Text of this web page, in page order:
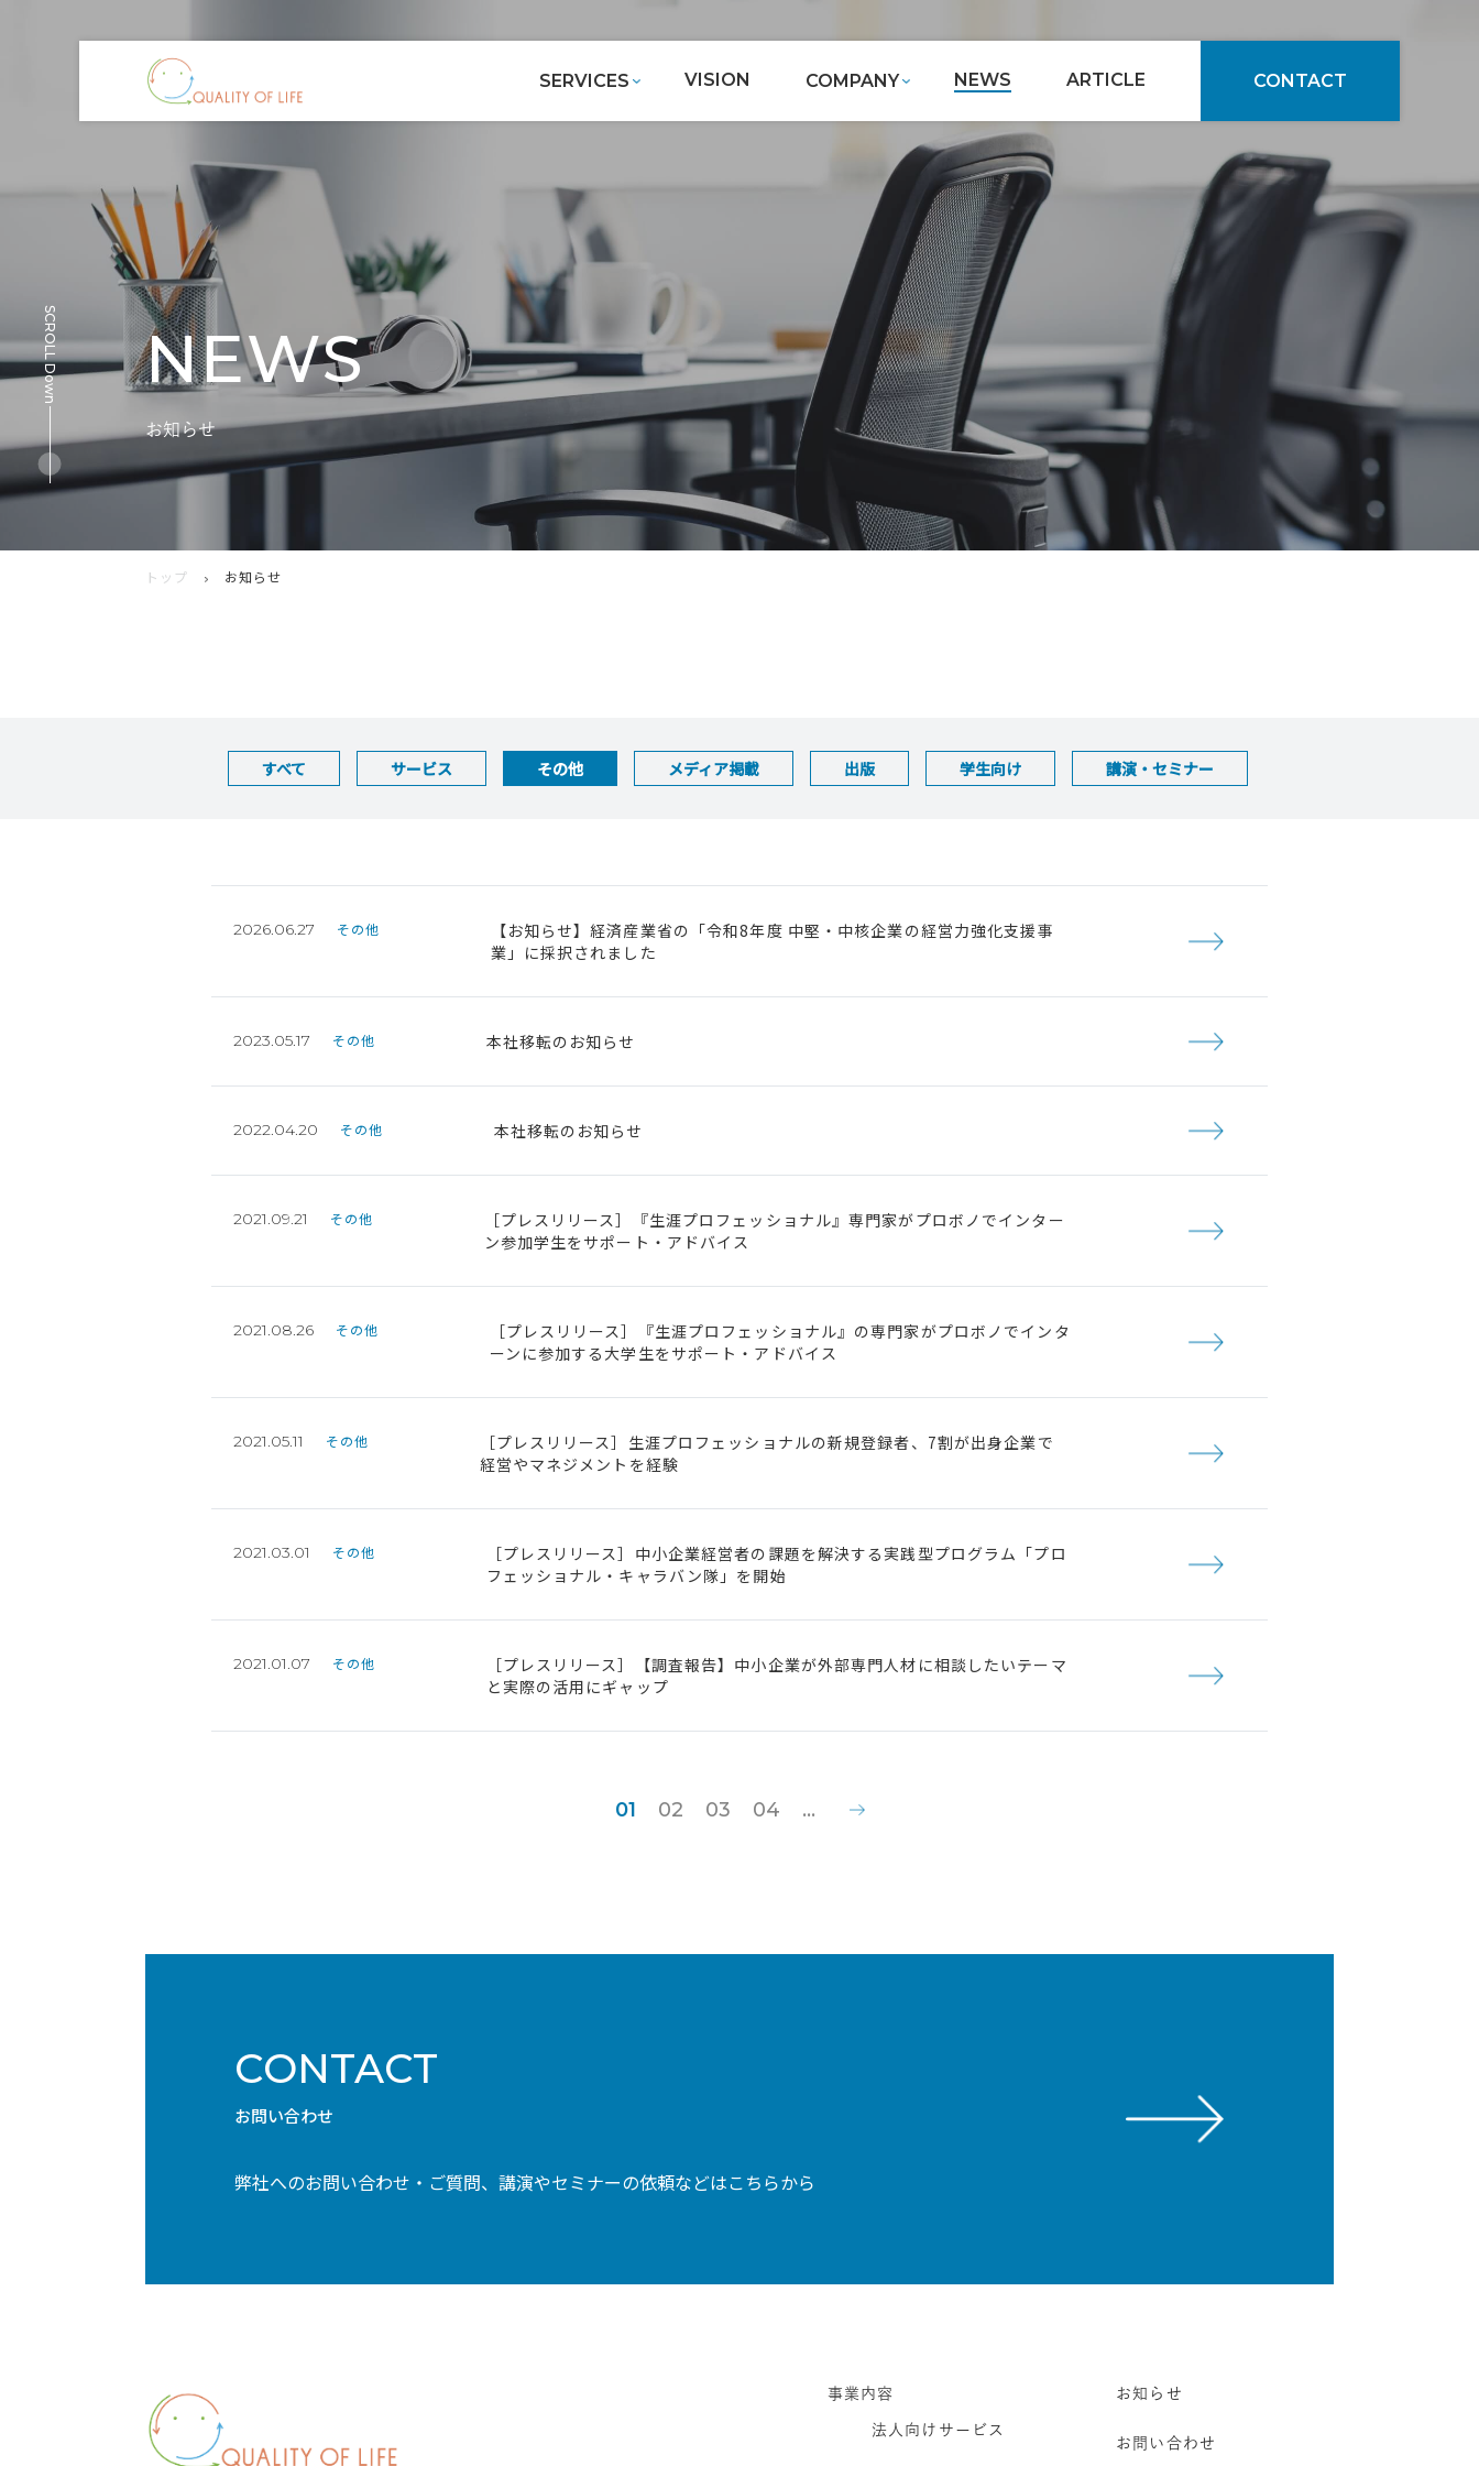
SERVICES VISION COMPANY NEWS ARTICLE CONTACT
SCROLL Down NEWS
お知らせ
トップ お知らせ
すべて サービス その他 メディア掲載 出版 学生向け 講演・セミナー
2026.06.27 その他
【お知らせ】経済産業省の「令和8年度 中堅・中核企業の経営力強化支援事
業」に採択されました
2023.05.17 その他 本社移転のお知らせ
2022.04.20 その他 本社移転のお知らせ
2021.09.21 その他
［プレスリリース］『生涯プロフェッショナル』専門家がプロボノでインター
ン参加学生をサポート・アドバイス
2021.08.26 その他
［プレスリリース］『生涯プロフェッショナル』の専門家がプロボノでインタ
ーンに参加する大学生をサポート・アドバイス
2021.05.11 その他
［プレスリリース］生涯プロフェッショナルの新規登録者、7割が出身企業で
経営やマネジメントを経験
2021.03.01 その他
［プレスリリース］中小企業経営者の課題を解決する実践型プログラム「プロ
フェッショナル・キャラバン隊」を開始
2021.01.07 その他
［プレスリリース］【調査報告】中小企業が外部専門人材に相談したいテーマ
と実際の活用にギャップ
01 02 03 04 ... »
CONTACT
お問い合わせ
弊社へのお問い合わせ・ご質問、講演やセミナーの依頼などはこちらから
事業内容
法人向けサービス
お知らせ
お問い合わせ